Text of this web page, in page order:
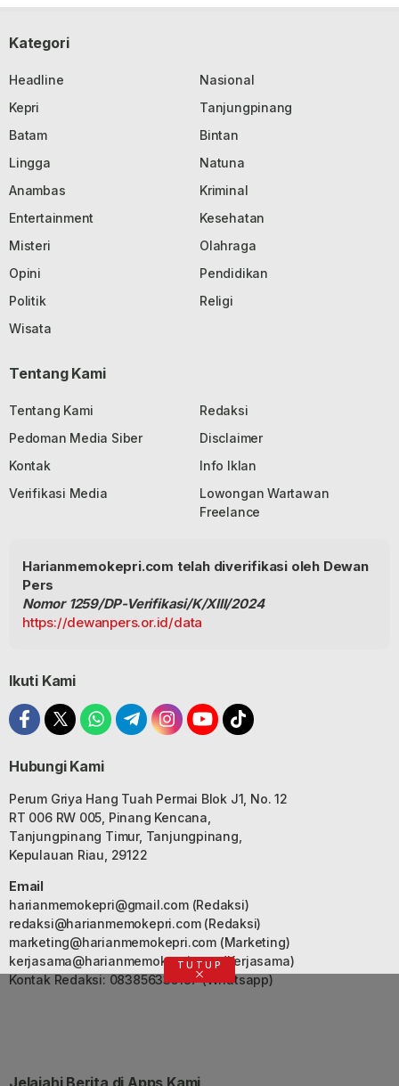
Kategori
Headline
Nasional
Kepri
Tanjungpinang
Batam
Bintan
Lingga
Natuna
Anambas
Kriminal
Entertainment
Kesehatan
Misteri
Olahraga
Opini
Pendidikan
Politik
Religi
Wisata
Tentang Kami
Tentang Kami
Redaksi
Pedoman Media Siber
Disclaimer
Kontak
Info Iklan
Verifikasi Media
Lowongan Wartawan
Freelance
Harianmemokepri.com telah diverifikasi oleh Dewan
Pers
Nomor 1259/DP-Verifikasi/K/XIII/2024
https://dewanpers.or.id/data
Ikuti Kami
Hubungi Kami
Perum Griya Hang Tuah Permai Blok J1, No. 12
RT 006 RW 005, Pinang Kencana,
Tanjungpinang Timur, Tanjungpinang,
Kepulauan Riau, 29122
Email
harianmemokepri@gmail.com(Redaksi)
redaksi@harianmemokepri.com(Redaksi)
marketing@harianmemokepri.com(Marketing)
kerjasama@harianmemokepri.com(Kerjasama)
Kontak Redaksi: 083856335187 (Whatsapp)
Jelajahi Berita di Apps Kami
TUTUP